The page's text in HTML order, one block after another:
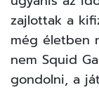
zajlottak a
még életben
nem Squid
gondolni, a